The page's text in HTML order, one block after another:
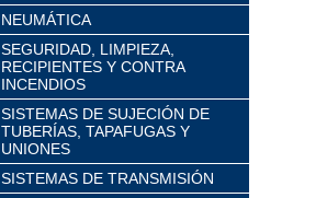
NEUMÁTICA
SEGURIDAD, LIMPIEZA,
RECIPIENTES Y CONTRA
INCENDIOS
SISTEMAS DE SUJECIÓN DE
TUBERÍAS, TAPAFUGAS Y
UNIONES
SISTEMAS DE TRANSMISIÓN